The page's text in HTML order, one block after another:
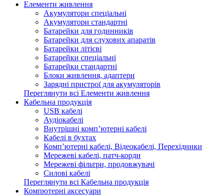
Елементи живлення
Акумулятори спеціальні
Акумулятори стандартні
Батарейки для годинників
Батарейки для слухових апаратів
Батарейки літієві
Батарейки спеціальні
Батарейки стандартні
Блоки живлення, адаптери
Зарядні пристрої для акумуляторів
Переглянути всі Елементи живлення
Кабельна продукція
USB кабелі
Аудіокабелі
Внутрішні комп’ютерні кабелі
Кабелі в бухтах
Комп’ютерні кабелі, Відеокабелі, Перехідники
Мережеві кабелі, патч-корди
Мережеві фільтри, продовжувачі
Силові кабелі
Переглянути всі Кабельна продукція
Компютерні аксесуари